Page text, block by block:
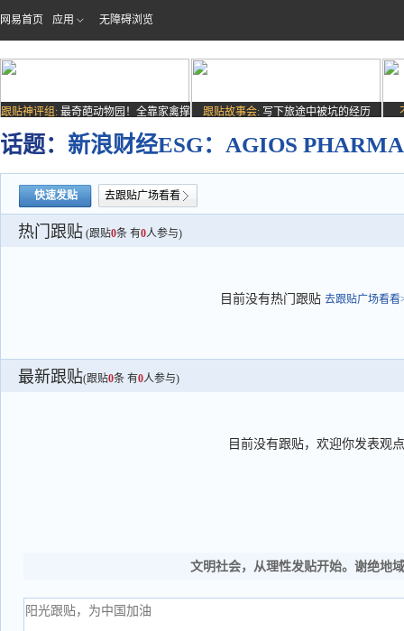
网易首页 应用 无障碍浏览
跟贴神评组: 最奇葩动物园！全靠家禽撑
场子
跟贴故事会: 写下旅途中被坑的经历
话题： 新浪财经ESG：AGIOS
快速发贴 去跟贴广场看看
热门跟贴 (跟贴0条 有0人参与)
目前没有热门跟贴 去跟贴广场看看
最新跟贴(跟贴0条 有0人参与)
目前没有跟贴，欢迎你发表观点
文明社会，从理性发贴开始。谢绝地